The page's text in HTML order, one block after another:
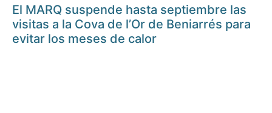
El MARQ suspende hasta septiembre las
visitas a la Cova de l’Or de Beniarrés para
evitar los meses de calor